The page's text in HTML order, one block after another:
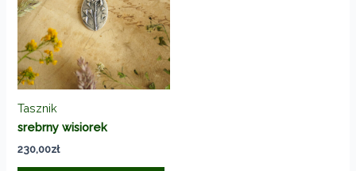
Tasznik
srebrny wisiorek
230,00zł